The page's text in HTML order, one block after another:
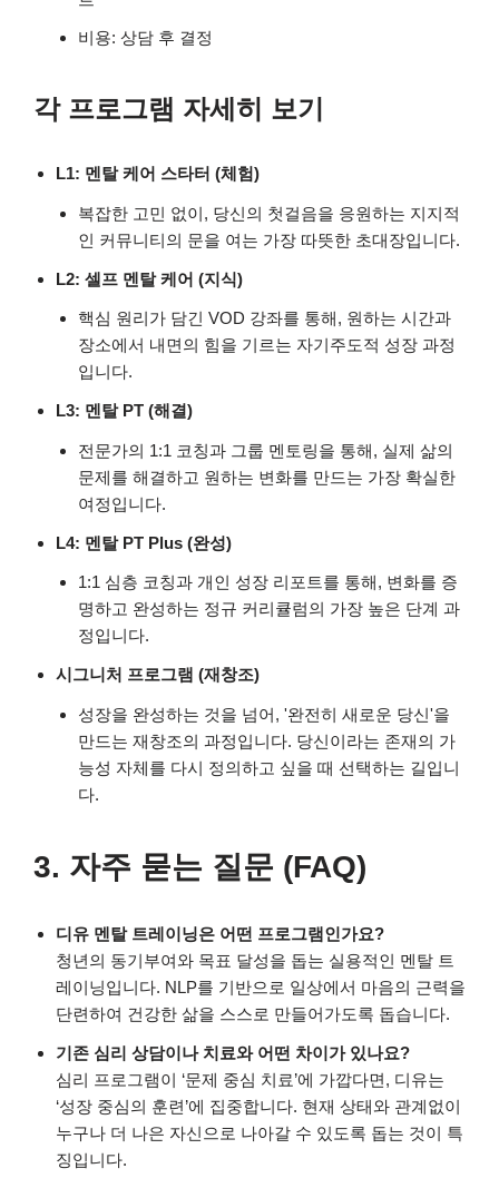
비용: 상담 후 결정
각 프로그램 자세히 보기
L1: 멘탈 케어 스타터 (체험)
복잡한 고민 없이, 당신의 첫걸음을 응원하는 지지적
인 커뮤니티의 문을 여는 가장 따뜻한 초대장입니다.
L2: 셀프 멘탈 케어 (지식)
핵심 원리가 담긴 VOD 강좌를 통해, 원하는 시간과
장소에서 내면의 힘을 기르는 자기주도적 성장 과정
입니다.
L3: 멘탈 PT (해결)
전문가의 1:1 코칭과 그룹 멘토링을 통해, 실제 삶의
문제를 해결하고 원하는 변화를 만드는 가장 확실한
여정입니다.
L4: 멘탈 PT Plus (완성)
1:1 심층 코칭과 개인 성장 리포트를 통해, 변화를 증
명하고 완성하는 정규 커리큘럼의 가장 높은 단계 과
정입니다.
시그니처 프로그램 (재창조)
성장을 완성하는 것을 넘어, '완전히 새로운 당신'을
만드는 재창조의 과정입니다. 당신이라는 존재의 가
능성 자체를 다시 정의하고 싶을 때 선택하는 길입니
다.
3. 자주 묻는 질문 (FAQ)
디유 멘탈 트레이닝은 어떤 프로그램인가요?
청년의 동기부여와 목표 달성을 돕는 실용적인 멘탈 트
레이닝입니다. NLP를 기반으로 일상에서 마음의 근력을
단련하여 건강한 삶을 스스로 만들어가도록 돕습니다.
기존 심리 상담이나 치료와 어떤 차이가 있나요?
심리 프로그램이 ‘문제 중심 치료’에 가깝다면, 디유는
‘성장 중심의 훈련’에 집중합니다. 현재 상태와 관계없이
누구나 더 나은 자신으로 나아갈 수 있도록 돕는 것이 특
징입니다.